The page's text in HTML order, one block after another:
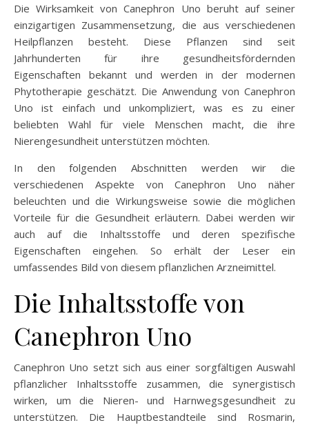
Die Wirksamkeit von Canephron Uno beruht auf seiner
einzigartigen Zusammensetzung, die aus verschiedenen
Heilpflanzen besteht. Diese Pflanzen sind seit
Jahrhunderten für ihre gesundheitsfördernden
Eigenschaften bekannt und werden in der modernen
Phytotherapie geschätzt. Die Anwendung von Canephron
Uno ist einfach und unkompliziert, was es zu einer
beliebten Wahl für viele Menschen macht, die ihre
Nierengesundheit unterstützen möchten.
In den folgenden Abschnitten werden wir die
verschiedenen Aspekte von Canephron Uno näher
beleuchten und die Wirkungsweise sowie die möglichen
Vorteile für die Gesundheit erläutern. Dabei werden wir
auch auf die Inhaltsstoffe und deren spezifische
Eigenschaften eingehen. So erhält der Leser ein
umfassendes Bild von diesem pflanzlichen Arzneimittel.
Die Inhaltsstoffe von
Canephron Uno
Canephron Uno setzt sich aus einer sorgfältigen Auswahl
pflanzlicher Inhaltsstoffe zusammen, die synergistisch
wirken, um die Nieren- und Harnwegsgesundheit zu
unterstützen. Die Hauptbestandteile sind Rosmarin,